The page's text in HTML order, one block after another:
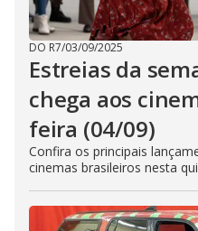
DO R7/03/09/2025
Estreias da
chega aos
feira (04/09)
Confira os principais
cinemas brasileiros nesta